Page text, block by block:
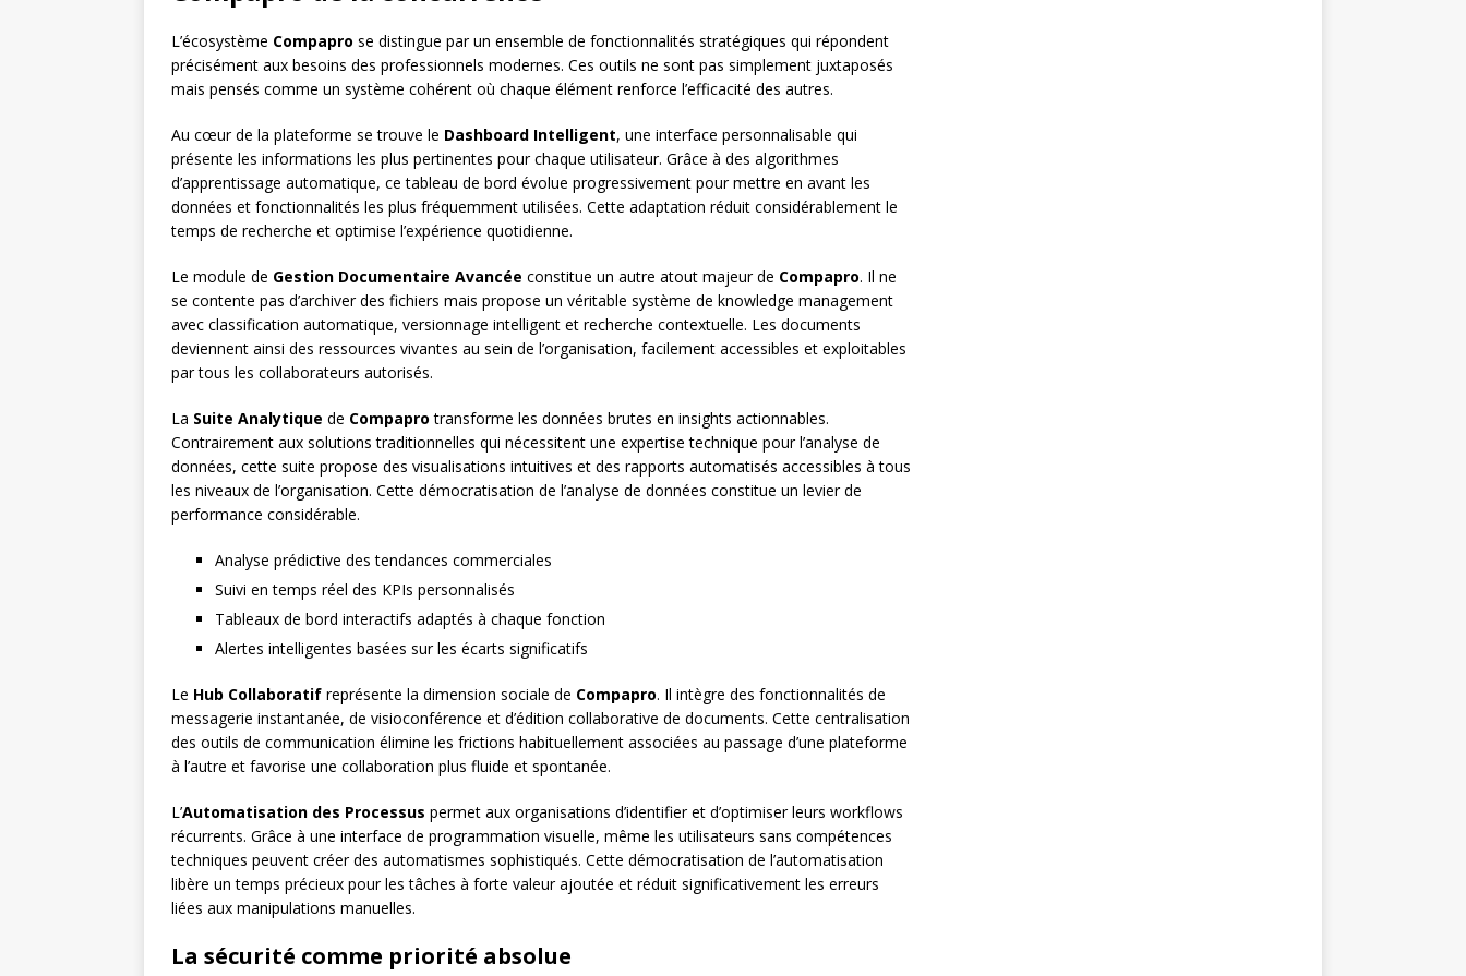
L’écosystème Compapro se distingue par un ensemble de fonctionnalités stratégiques qui répondent
précisément aux besoins des professionnels modernes. Ces outils ne sont pas simplement juxtaposés
mais pensés comme un système cohérent où chaque élément renforce l’efficacité des autres.
Au cœur de la plateforme se trouve le Dashboard Intelligent, une interface personnalisable qui
présente les informations les plus pertinentes pour chaque utilisateur. Grâce à des algorithmes
d’apprentissage automatique, ce tableau de bord évolue progressivement pour mettre en avant les
données et fonctionnalités les plus fréquemment utilisées. Cette adaptation réduit considérablement le
temps de recherche et optimise l’expérience quotidienne.
Le module de Gestion Documentaire Avancée constitue un autre atout majeur de Compapro. Il ne
se contente pas d’archiver des fichiers mais propose un véritable système de knowledge management
avec classification automatique, versionnage intelligent et recherche contextuelle. Les documents
deviennent ainsi des ressources vivantes au sein de l’organisation, facilement accessibles et exploitables
par tous les collaborateurs autorisés.
La Suite Analytique de Compapro transforme les données brutes en insights actionnables.
Contrairement aux solutions traditionnelles qui nécessitent une expertise technique pour l’analyse de
données, cette suite propose des visualisations intuitives et des rapports automatisés accessibles à tous
les niveaux de l’organisation. Cette démocratisation de l’analyse de données constitue un levier de
performance considérable.
Analyse prédictive des tendances commerciales
Suivi en temps réel des KPIs personnalisés
Tableaux de bord interactifs adaptés à chaque fonction
Alertes intelligentes basées sur les écarts significatifs
Le Hub Collaboratif représente la dimension sociale de Compapro. Il intègre des fonctionnalités de
messagerie instantanée, de visioconférence et d’édition collaborative de documents. Cette centralisation
des outils de communication élimine les frictions habituellement associées au passage d’une plateforme
à l’autre et favorise une collaboration plus fluide et spontanée.
L’Automatisation des Processus permet aux organisations d’identifier et d’optimiser leurs workflows
récurrents. Grâce à une interface de programmation visuelle, même les utilisateurs sans compétences
techniques peuvent créer des automatismes sophistiqués. Cette démocratisation de l’automatisation
libère un temps précieux pour les tâches à forte valeur ajoutée et réduit significativement les erreurs
liées aux manipulations manuelles.
La sécurité comme priorité absolue